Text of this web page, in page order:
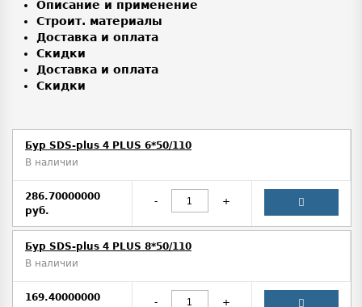
Описание и применение
Строит. материалы
Доставка и оплата
Скидки
Доставка и оплата
Скидки
Бур SDS-plus 4 PLUS 6*50/110
В наличии
286.70000000
руб.
- +
Бур SDS-plus 4 PLUS 8*50/110
В наличии
169.40000000
- +